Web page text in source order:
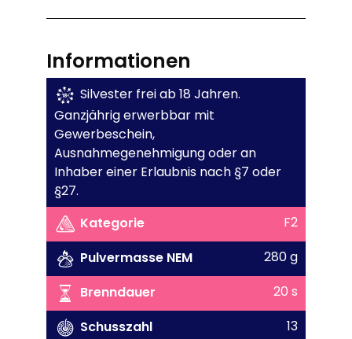
Informationen
Silvester frei ab 18 Jahren.
Ganzjährig erwerbbar mit
Gewerbeschein,
Ausnahmegenehmigung oder an
Inhaber einer Erlaubnis nach §7 oder
§27.
Kategorie
F2
Pulvermasse NEM
280 g
Brenndauer
20 s
Schusszahl
13